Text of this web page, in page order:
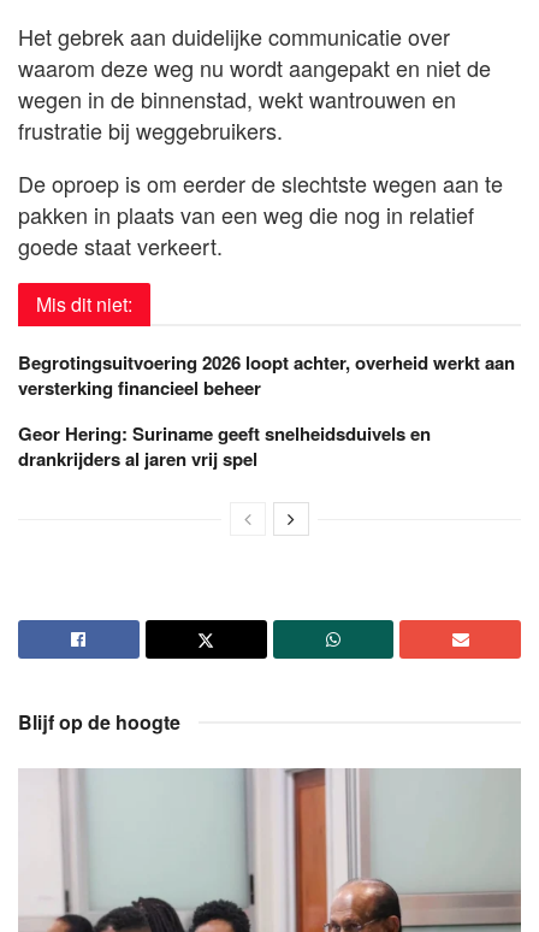
Het gebrek aan duidelijke communicatie over
waarom deze weg nu wordt aangepakt en niet de
wegen in de binnenstad, wekt wantrouwen en
frustratie bij weggebruikers.
De oproep is om eerder de slechtste wegen aan te
pakken in plaats van een weg die nog in relatief
goede staat verkeert.
Mis dit niet:
Begrotingsuitvoering 2026 loopt achter, overheid werkt aan
versterking financieel beheer
Geor Hering: Suriname geeft snelheidsduivels en
drankrijders al jaren vrij spel
Blijf op de hoogte